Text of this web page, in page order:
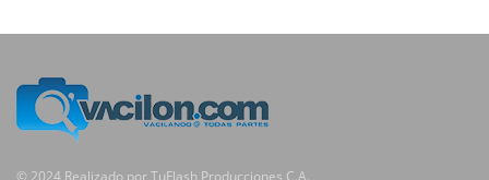
© 2024 Realizado por TuFlash Producciones C.A.